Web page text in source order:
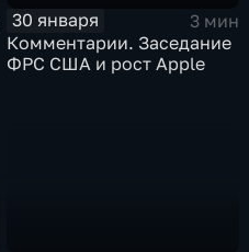
30 января
3 мин
Комментарии. Заседание
ФРС США и рост Apple